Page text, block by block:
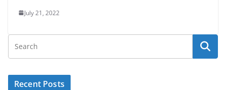
July 21, 2022
Recent Posts